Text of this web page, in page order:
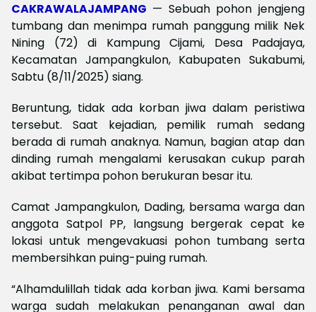
CAKRAWALAJAMPANG — Sebuah pohon jengjeng
tumbang dan menimpa rumah panggung milik Nek
Nining (72) di Kampung Cijami, Desa Padajaya,
Kecamatan Jampangkulon, Kabupaten Sukabumi,
Sabtu (8/11/2025) siang.
Beruntung, tidak ada korban jiwa dalam peristiwa
tersebut. Saat kejadian, pemilik rumah sedang
berada di rumah anaknya. Namun, bagian atap dan
dinding rumah mengalami kerusakan cukup parah
akibat tertimpa pohon berukuran besar itu.
Camat Jampangkulon, Dading, bersama warga dan
anggota Satpol PP, langsung bergerak cepat ke
lokasi untuk mengevakuasi pohon tumbang serta
membersihkan puing-puing rumah.
“Alhamdulillah tidak ada korban jiwa. Kami bersama
warga sudah melakukan penanganan awal dan